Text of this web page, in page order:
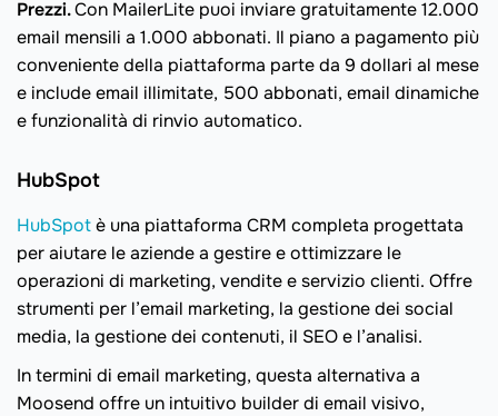
Prezzi.Con MailerLite puoi inviare gratuitamente 12.000
email mensili a 1.000 abbonati. Il piano a pagamento più
conveniente della piattaforma parte da 9 dollari al mese
e include email illimitate, 500 abbonati, email dinamiche
e funzionalità di rinvio automatico.
HubSpot
HubSpotè una piattaforma CRM completa progettata
per aiutare le aziende a gestire e ottimizzare le
operazioni di marketing, vendite e servizio clienti. Offre
strumenti per l’email marketing, la gestione dei social
media, la gestione dei contenuti, il SEO e l’analisi.
In termini di email marketing, questa alternativa a
Moosend offre un intuitivo builder di email visivo,